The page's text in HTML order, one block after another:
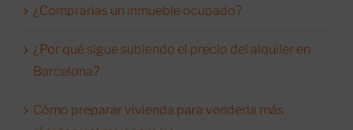
¿Comprarías un inmueble ocupado?
¿Por qué sigue subiendo el precio del alquiler en
Barcelona?
Cómo preparar vivienda para venderla más